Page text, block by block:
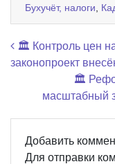
Бухучёт, налоги
Навигация
🏛️ Контроль цен
законопроект
🏛️
масштабный
Добавить
Для отправки